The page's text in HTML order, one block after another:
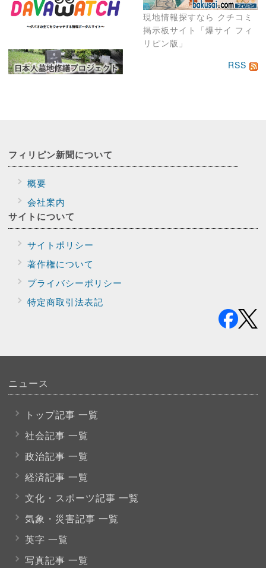
現地情報探すなら クチコミ
掲示板サイト「爆サイ フィ
リピン版」
RSS
フィリピン新聞について
概要
会社案内
サイトについて
サイトポリシー
著作権について
プライバシーポリシー
特定商取引法表記
ニュース
トップ記事 一覧
社会記事 一覧
政治記事 一覧
経済記事 一覧
文化・スポーツ記事 一覧
気象・災害記事 一覧
英字 一覧
写真記事 一覧